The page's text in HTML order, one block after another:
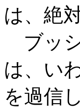
は、絶
ブッ
は、い
を過信